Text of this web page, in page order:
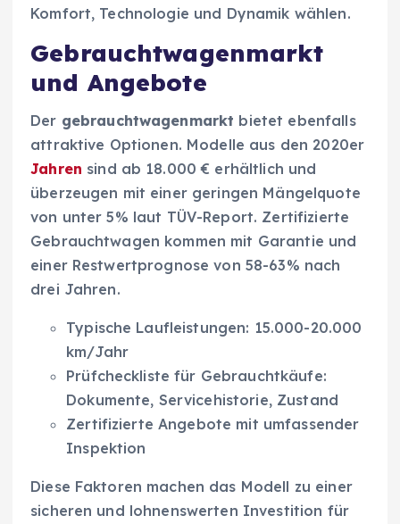
Komfort, Technologie und Dynamik wählen.
Gebrauchtwagenmarkt
und Angebote
Der gebrauchtwagenmarkt bietet ebenfalls
attraktive Optionen. Modelle aus den 2020er
Jahren sind ab 18.000 € erhältlich und
überzeugen mit einer geringen Mängelquote
von unter 5% laut TÜV-Report. Zertifizierte
Gebrauchtwagen kommen mit Garantie und
einer Restwertprognose von 58-63% nach
drei Jahren.
Typische Laufleistungen: 15.000-20.000
km/Jahr
Prüfcheckliste für Gebrauchtkäufe:
Dokumente, Servicehistorie, Zustand
Zertifizierte Angebote mit umfassender
Inspektion
Diese Faktoren machen das Modell zu einer
sicheren und lohnenswerten Investition für